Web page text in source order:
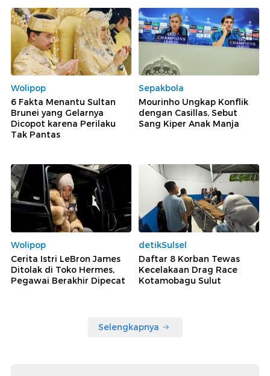
Wolipop
6 Fakta Menantu Sultan
Brunei yang Gelarnya
Dicopot karena Perilaku
Tak Pantas
Sepakbola
Mourinho Ungkap Konflik
dengan Casillas, Sebut
Sang Kiper Anak Manja
Wolipop
Cerita Istri LeBron James
Ditolak di Toko Hermes,
Pegawai Berakhir Dipecat
detikSulsel
Daftar 8 Korban Tewas
Kecelakaan Drag Race
Kotamobagu Sulut
Selengkapnya